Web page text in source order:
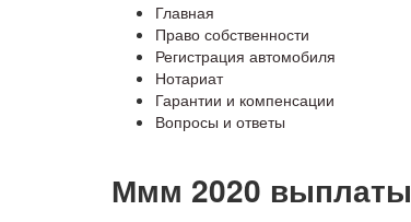
Главная
Право собственности
Регистрация автомобиля
Нотариат
Гарантии и компенсации
Вопросы и ответы
Ммм 2020 выплаты